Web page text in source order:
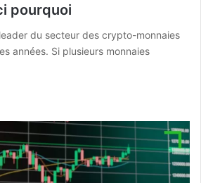
pourquoi
du secteur des crypto-monnaies
années. Si plusieurs monnaies